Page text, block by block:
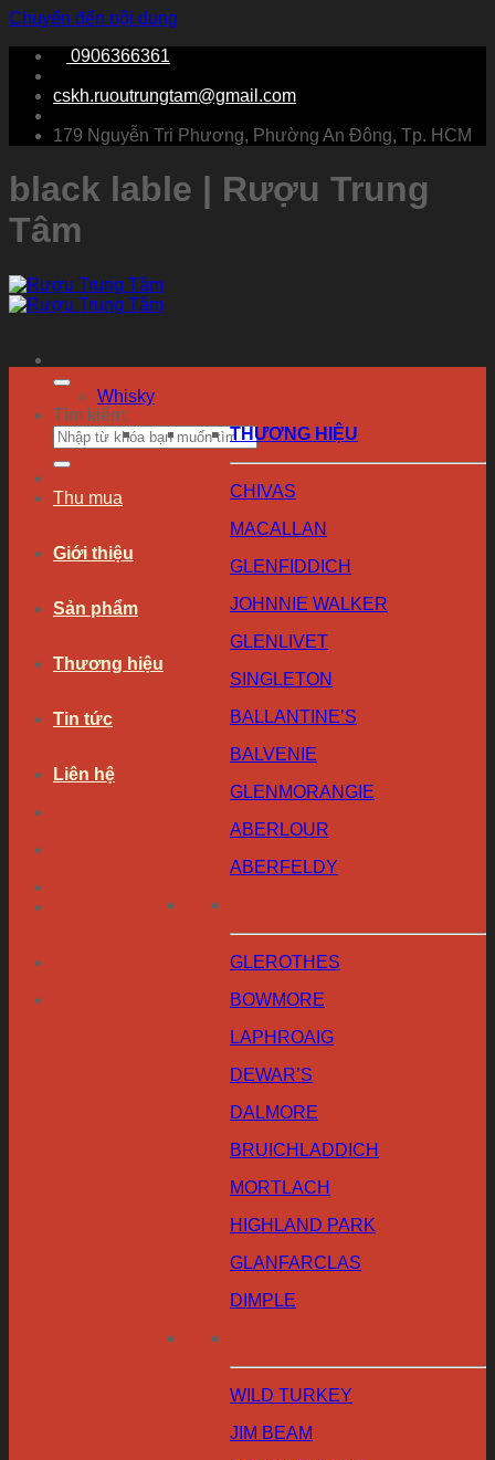
Chuyển đến nội dung
0906366361
cskh.ruoutrungtam@gmail.com
179 Nguyễn Tri Phương, Phường An Đông, Tp. HCM
black lable | Rượu Trung
Tâm
Tìm kiếm:
Thu mua
Giới thiệu
Sản phẩm
Thương hiệu
Tin tức
Liên hệ
Whisky
THƯƠNG HIỆU
CHIVAS
MACALLAN
GLENFIDDICH
JOHNNIE WALKER
GLENLIVET
SINGLETON
BALLANTINE’S
BALVENIE
GLENMORANGIE
ABERLOUR
ABERFELDY
GLEROTHES
BOWMORE
LAPHROAIG
DEWAR’S
DALMORE
BRUICHLADDICH
MORTLACH
HIGHLAND PARK
GLANFARCLAS
DIMPLE
WILD TURKEY
JIM BEAM